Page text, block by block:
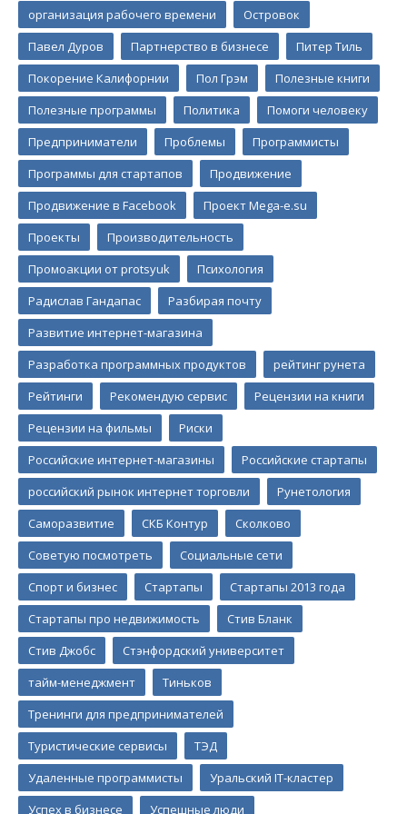
организация рабочего времени
Островок
Павел Дуров
Партнерство в бизнесе
Питер Тиль
Покорение Калифорнии
Пол Грэм
Полезные книги
Полезные программы
Политика
Помоги человеку
Предприниматели
Проблемы
Программисты
Программы для стартапов
Продвижение
Продвижение в Facebook
Проект Mega-e.su
Проекты
Производительность
Промоакции от protsyuk
Психология
Радислав Гандапас
Разбирая почту
Развитие интернет-магазина
Разработка программных продуктов
рейтинг рунета
Рейтинги
Рекомендую сервис
Рецензии на книги
Рецензии на фильмы
Риски
Российские интернет-магазины
Российские стартапы
российский рынок интернет торговли
Рунетология
Саморазвитие
СКБ Контур
Сколково
Советую посмотреть
Социальные сети
Спорт и бизнес
Стартапы
Стартапы 2013 года
Стартапы про недвижимость
Стив Бланк
Стив Джобс
Стэнфордский университет
тайм-менеджмент
Тиньков
Тренинги для предпринимателей
Туристические сервисы
ТЭД
Удаленные программисты
Уральский IT-кластер
Успех в бизнесе
Успешные люди